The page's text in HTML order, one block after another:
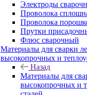
Электроды
Проволока
Проволока
Прутки
Флюс сварочный
Материалы для сварки
высокопрочных и
Назад
Материалы для
высокопрочных и